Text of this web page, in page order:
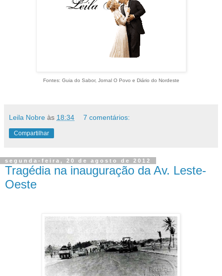
Fontes: Guia do Sabor, Jornal O Povo e Diário do Nordeste
Leila Nobre às 18:34 7 comentários:
Compartilhar
segunda-feira, 20 de agosto de 2012
Tragédia na inauguração da Av. Leste-
Oeste